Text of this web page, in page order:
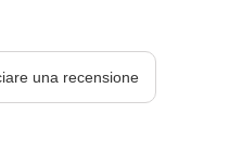
una recensione